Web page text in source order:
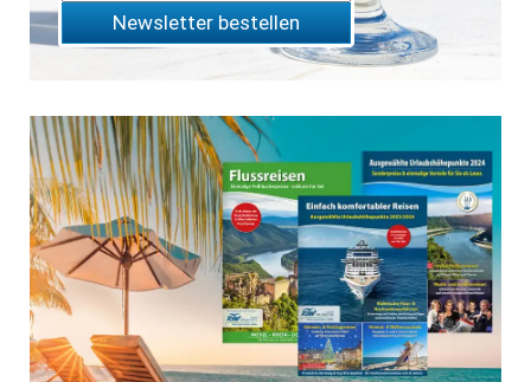
Newsletter bestellen